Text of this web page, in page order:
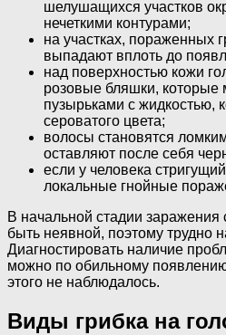
шелушащихся участков
нечеткими контурами;
на участках, пораженных
выпадают вплоть до
над поверхностью кожи
розовые бляшки, которые
пузырьками с жидкостью,
сероватого цвета;
волосы становятся
оставляют после себя
если у человека
локальные гнойные
В начальной стадии
быть неявной, поэтому трудно
Диагностировать наличие
можно по обильному
этого не наблюдалось.
Виды грибка на